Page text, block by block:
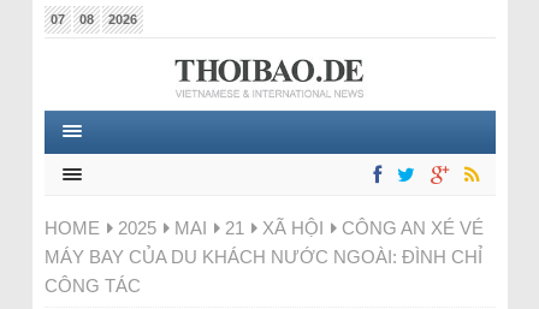
07 08 2026
HOME 2025 MAI 21 XÃ HỘI
CÔNG AN XÉ VÉ
MÁY BAY CỦA DU KHÁCH NƯỚC NGOÀI: ĐÌNH CHỈ
CÔNG TÁC